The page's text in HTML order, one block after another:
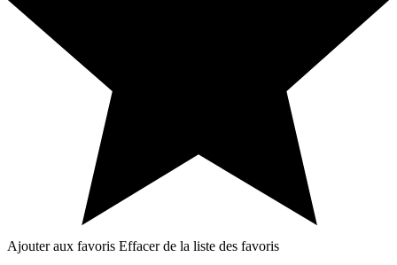
Ajouter aux favoris Effacer de la liste des favoris